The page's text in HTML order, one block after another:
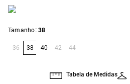
Tamanho: 38
36 38 40 42 44
Tabela de Medidas